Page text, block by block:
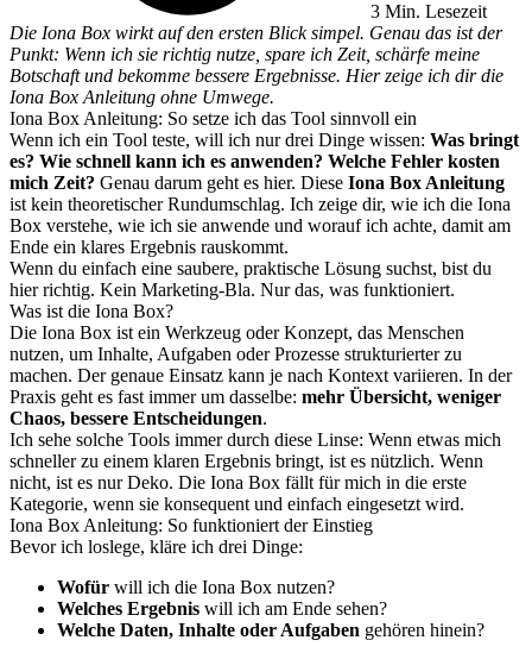
3 Min. Lesezeit
Die Iona Box wirkt auf den ersten Blick simpel. Genau das ist der
Punkt: Wenn ich sie richtig nutze, spare ich Zeit, schärfe meine
Botschaft und bekomme bessere Ergebnisse. Hier zeige ich dir die
Iona Box Anleitung ohne Umwege.
Iona Box Anleitung: So setze ich das Tool sinnvoll ein
Wenn ich ein Tool teste, will ich nur drei Dinge wissen: Was bringt
es? Wie schnell kann ich es anwenden? Welche Fehler kosten
mich Zeit? Genau darum geht es hier. Diese Iona Box Anleitung
ist kein theoretischer Rundumschlag. Ich zeige dir, wie ich die Iona
Box verstehe, wie ich sie anwende und worauf ich achte, damit am
Ende ein klares Ergebnis rauskommt.
Wenn du einfach eine saubere, praktische Lösung suchst, bist du
hier richtig. Kein Marketing-Bla. Nur das, was funktioniert.
Was ist die Iona Box?
Die Iona Box ist ein Werkzeug oder Konzept, das Menschen
nutzen, um Inhalte, Aufgaben oder Prozesse strukturierter zu
machen. Der genaue Einsatz kann je nach Kontext variieren. In der
Praxis geht es fast immer um dasselbe: mehr Übersicht, weniger
Chaos, bessere Entscheidungen.
Ich sehe solche Tools immer durch diese Linse: Wenn etwas mich
schneller zu einem klaren Ergebnis bringt, ist es nützlich. Wenn
nicht, ist es nur Deko. Die Iona Box fällt für mich in die erste
Kategorie, wenn sie konsequent und einfach eingesetzt wird.
Iona Box Anleitung: So funktioniert der Einstieg
Bevor ich loslege, kläre ich drei Dinge:
Wofür will ich die Iona Box nutzen?
Welches Ergebnis will ich am Ende sehen?
Welche Daten, Inhalte oder Aufgaben gehören hinein?